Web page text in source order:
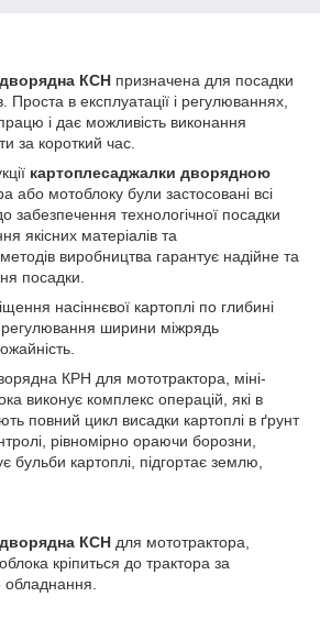
дворядна КСН призначена для посадки
Проста в експлуатації і регулюваннях,
і дає можливість виконання
за короткий час.
картоплесаджалки дворядною
або мотоблоку були застосовані всі
забезпечення технологічної посадки
якісних матеріалів та
виробництва гарантує надійне та
посадки.
насіннєвої картоплі по глибині
регулювання ширини міжрядь
КРН для мототрактора, міні-
виконує комплекс операцій, які в
повний цикл висадки картоплі в ґрунт
рівномірно ораючи борозни,
бульби картоплі, підгортає землю,
КСН для мототрактора,
кріпиться до трактора за
обладнання.